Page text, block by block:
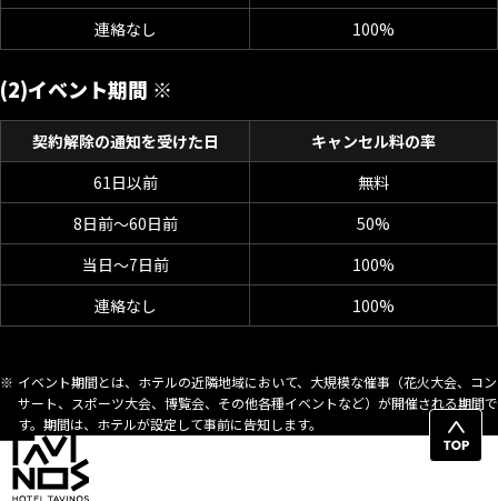
連絡なし
100%
(2)イベント期間 ※
契約解除の通知を受けた日
キャンセル料の率
61日以前
無料
8日前～60日前
50%
当日～7日前
100%
連絡なし
100%
イベント期間とは、ホテルの近隣地域において、大規模な催事（花火大会、コン
サート、スポーツ大会、博覧会、その他各種イベントなど）が開催される期間で
す。期間は、ホテルが設定して事前に告知します。
ペ